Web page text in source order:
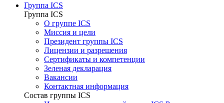
Группа ICS
Группа ICS
О группе ICS
Миссия и цели
Президент группы ICS
Лицензии и разрешения
Сертификаты и компетенции
Зеленая декларация
Вакансии
Контактная информация
Состав группы ICS